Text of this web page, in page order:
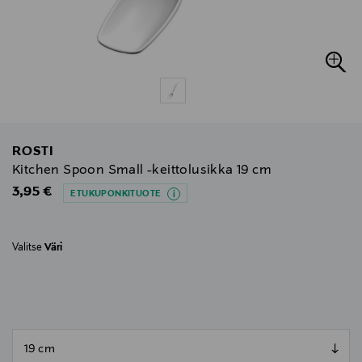
ROSTI
Kitchen Spoon Small -keittolusikka 19 cm
Original Price
3,95 € ETUKUPONKITUOTE
Valitse Väri